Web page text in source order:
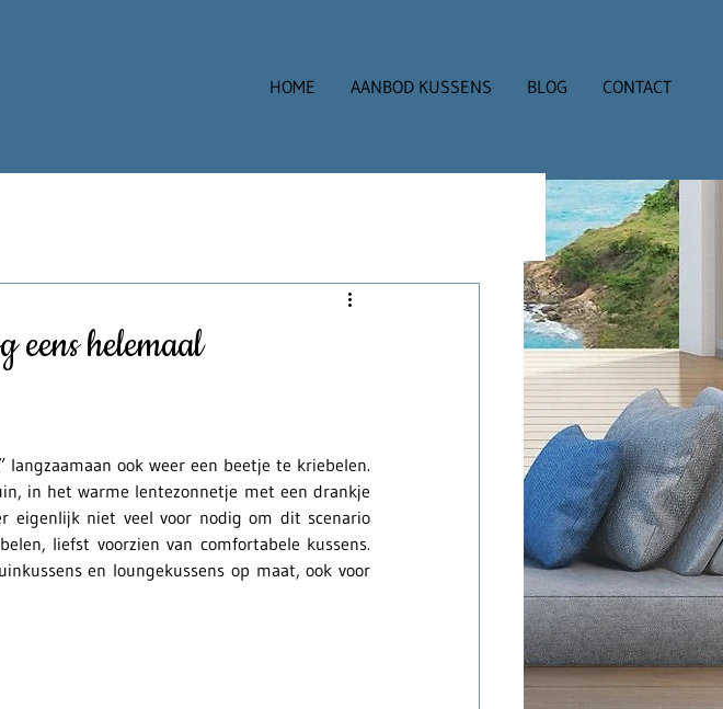
HOME AANBOD KUSSENS BLOG CONTACT
eens helemaal
ook weer een beetje te kriebelen.
in het warme lentezonnetje met een drankje
eigenlijk niet veel voor nodig om dit scenario
liefst voorzien van comfortabele kussens.
en loungekussens op maat, ook voor